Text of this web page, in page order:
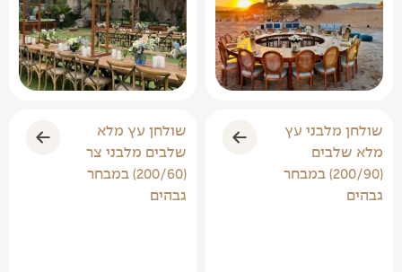
שולחן מלבני עץ
מלא שלבים
(200/90) במבחר
גבהים
שולחן עץ מלא
שלבים מלבני צר
(200/60) במבחר
גבהים